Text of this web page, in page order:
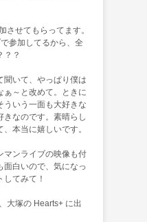
させてもらってます。
参加してるから、全
？？
聞いて、やっぱり僕は
ぁ～と改めて。ときに
ういう一面も大好きな
きなのです。素晴らし
本当に嬉しいです。
マンライブの映像も付
面白いので、気になっ
てみて！
大塚の Hearts+ に出